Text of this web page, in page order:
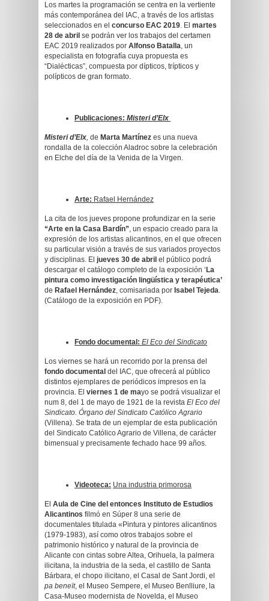
Los martes la programación se centra en la vertiente
más contemporánea del IAC, a través de los artistas
seleccionados en el concurso EAC 2019. El martes
28 de abril se podrán ver los trabajos del certamen
EAC 2019 realizados por Alfonso Batalla, un
especialista en fotografía cuya propuesta es
“Dialécticas”, compuesta por dípticos, trípticos y
polípticos de gran formato.
Publicaciones: Misteri d’Elx
Misteri d’Elx, de Marta Martínez es una nueva
rondalla de la colección Aladroc sobre la celebración
en Elche del día de la Venida de la Virgen.
Arte: Rafael Hernández
La cita de los jueves propone profundizar en la serie
“Arte en la Casa Bardín”, un espacio creado para la
expresión de los artistas alicantinos, en el que ofrecen
su particular visión a través de sus variados proyectos
y disciplinas. El jueves 30 de abril el público podrá
descargar el catálogo completo de la exposición ‘ La
pintura como investigación lingüística y terapéutica’
de Rafael Hernández, comisariada por Isabel Tejeda.
(Catálogo de la exposición en PDF).
Fondo documental: El Eco del Sindicato
Los viernes se hará un recorrido por la prensa del
fondo documental del IAC, que ofrecerá al público
distintos ejemplares de periódicos impresos en la
provincia. El viernes 1 de mayo se podrá visualizar el
num 8, del 1 de mayo de 1921 de la revista El Eco del
Sindicato. Órgano del Sindicato Católico Agrario
(Villena). Se trata de un ejemplar de esta publicación
del Sindicato Católico Agrario de Villena, de carácter
bimensual y precisamente fechado hace 99 años.
Videoteca: Una industria primorosa
El Aula de Cine del entonces Instituto de Estudios
Alicantinos filmó en Súper 8 una serie de
documentales titulada «Pintura y pintores alicantinos
(1979-1983), así como otros trabajos sobre el
patrimonio histórico y natural de la provincia de
Alicante con cintas sobre Altea, Orihuela, la palmera
ilicitana, la industria de la seda, el castillo de Santa
Bárbara, el chopo ilicitano, el Casal de Sant Jordi, el
pa beneït, el Museo Sempere, el Museo Benlliure, la
Casa-Museo modernista de Novelda, el Museo